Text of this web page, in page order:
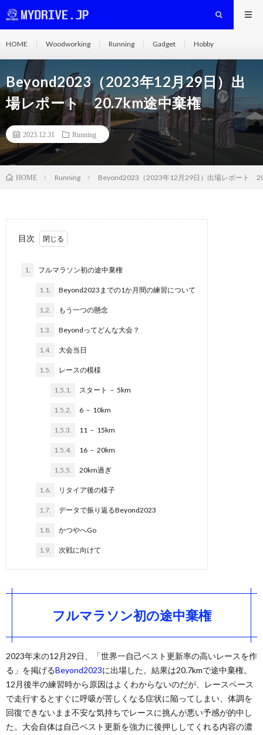
HOME Woodworking Running Gadget Hobby
Beyond2023（2023年12月29日）出
場レポート 20.7km途中棄権
2023.12.31 Running
HOME Running Beyond2023（2023年12月29日）出場レポート
目次
1. フルマラソン初の途中棄権
1.1. Beyond2023までの1か月間の練習について
1.2. もう一つの懸念
1.3. Beyondってどんな大会？
1.4. 大会当日
1.5. レースの模様
1.5.1. スタート － 5km
1.5.2. 6 － 10km
1.5.3. 11 － 15km
1.5.4. 16 － 20km
1.5.5. 20km過ぎ
1.6. リタイア後の様子
1.7. データで振り返るBeyond2023
1.8. かつやへGo
1.9. 次戦に向けて
フルマラソン初の途中棄権
2023年末の12月29日、「世界一自己ベスト更新率の高いレースを作
る」を掲げるBeyond2023に出場した。結果は20.7kmで途中棄権。
12月後半の練習時から原因はよくわからないのだが、レースペース
で走行するとすぐに呼吸が苦しくなる症状に陥ってしまい、体調を
回復できないまま不安な気持ちでレースに挑んが悪い予感が的中し
た。大会自体は自己ベスト更新を強力に後押ししてくれる内容の濃